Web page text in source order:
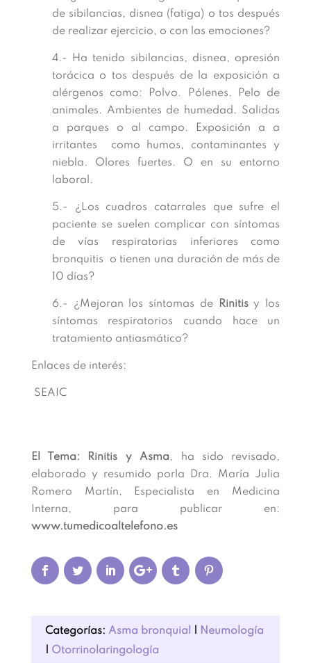
de sibilancias, disnea (fatiga) o tos después
de realizar ejercicio, o con las emociones?
4.- Ha tenido sibilancias, disnea, opresión
torácica o tos después de la exposición a
alérgenos como: Polvo. Pólenes. Pelo de
animales. Ambientes de humedad. Salidas
a parques o al campo. Exposición a a
irritantes como humos, contaminantes y
niebla. Olores fuertes. O en su entorno
laboral.
5.- ¿Los cuadros catarrales que sufre el
paciente se suelen complicar con síntomas
de vías respiratorias inferiores como
bronquitis o tienen una duración de más de
10 días?
6.- ¿Mejoran los síntomas deRinitisy los
síntomas respiratorios cuando hace un
tratamiento antiasmático?
Enlaces de interés:
SEAIC
El Tema: Rinitis y Asma, ha sido revisado,
elaborado y resumido porla Dra. María Julia
Romero Martín, Especialista en Medicina
Interna, para publicar en:
www.tumedicoaltelefono.es
Categorías: Asma bronquial
Neumología
Otorrinolaringología